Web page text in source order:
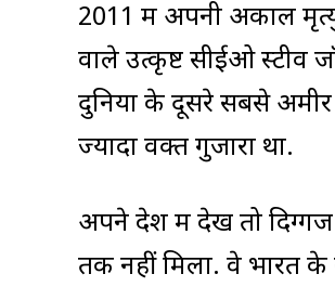
2011 में अपनी अकाल
वाले उत्कृष्ट सीईओ स्टीव
दुनिया के दूसरे सबसे अमीर
ज्‍यादा वक्त गुजारा था.
अपने देश में देखें तो दिग्गज
तक नहीं मिला. वे भारत